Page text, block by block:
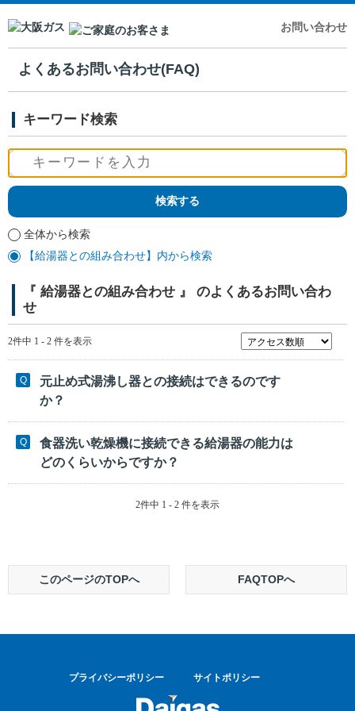
お問い合わせ
よくあるお問い合わせ(FAQ)
キーワード検索
全体から検索
【給湯器との組み合わせ】内から検索
『 給湯器との組み合わせ 』 のよくあるお問い合わ
せ
2件中 1 - 2 件を表示
元止め式湯沸し器との接続はできるのです
か？
食器洗い乾燥機に接続できる給湯器の能力は
どのくらいからですか？
2件中 1 - 2 件を表示
このページのTOPへ FAQTOPへ
プライバシーポリシー サイトポリシー